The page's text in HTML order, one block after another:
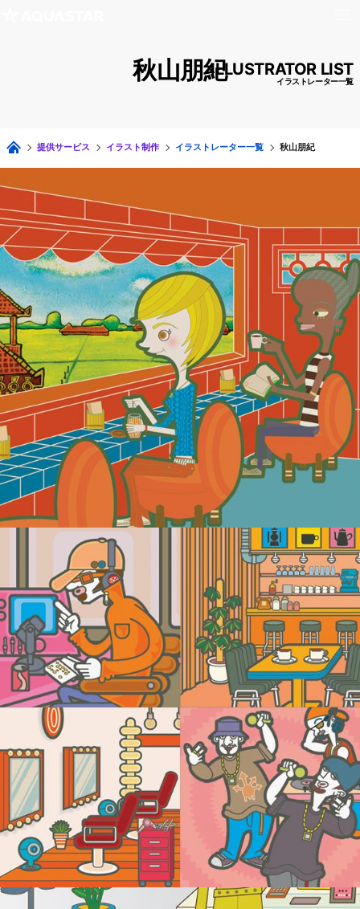
ILLUSTRATOR LIST
イラストレーター一覧
秋山朋紀
提供サービス イラスト制作 イラストレーター一覧 秋山朋紀